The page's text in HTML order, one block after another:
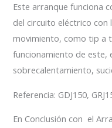
Este arranque funciona
del circuito eléctrico con
movimiento, como tip a
funcionamiento de este,
sobrecalentamiento,
Referencia: GDJ150,
En Conclusión con el